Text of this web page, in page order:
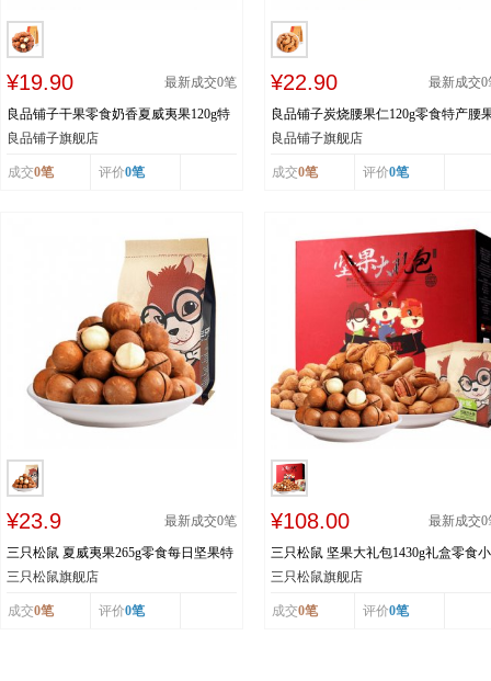
¥19.90 最新成交0笔
良品铺子干果零食奶香夏威夷果120g特
产每日坚果休闲食品
良品铺子旗舰店
成交0笔 评价0笔
¥22.90 最新成交0
良品铺子炭烧腰果仁120g零食特产腰
仁炒货每日坚果
良品铺子旗舰店
成交0笔 评价0笔
¥23.9 最新成交0笔
三只松鼠 夏威夷果265g零食每日坚果特
产食品果仁送开口器奶油味
三只松鼠旗舰店
成交0笔 评价0笔
¥108.00 最新成交0
三只松鼠 坚果大礼包1430g礼盒零食小
吃每日坚果干果7袋批发
三只松鼠旗舰店
成交0笔 评价0笔